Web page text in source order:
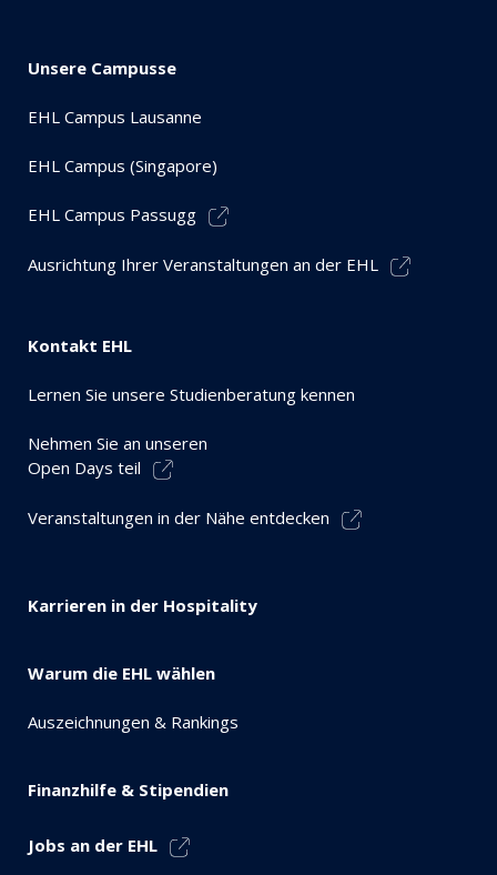
Unsere Campusse
EHL Campus Lausanne
EHL Campus (Singapore)
EHL Campus Passugg
Ausrichtung Ihrer Veranstaltungen an der EHL
Kontakt EHL
Lernen Sie unsere Studienberatung kennen
Nehmen Sie an unseren
Open Days teil
Veranstaltungen in der Nähe entdecken
Karrieren in der Hospitality
Warum die EHL wählen
Auszeichnungen & Rankings
Finanzhilfe & Stipendien
Jobs an der EHL